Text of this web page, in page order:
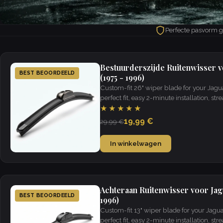
Perfecte pasvorm
BEST BEOORDEELD
Bestuurderszijde Ruitenwisser
(1975 - 1996)
Custom-fit 26" wiper blade for your
perfect fit, easy 2-minute installation,
weather.
★★★★★
29,99 €19,99 €
In winkelwagen
BEST BEOORDEELD
Achteraan Ruitenwisser voor
1996)
Custom-fit 13" wiper blade for your
perfect fit, easy 2-minute installation,